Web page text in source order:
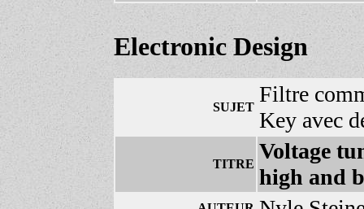
Electronic Design
SUJET
Filtre
Key avec
TITRE
Voltage
high and